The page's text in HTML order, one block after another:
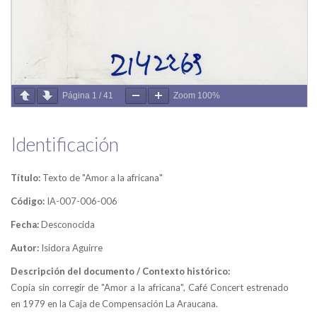
Página 1 / 41 Zoom 100%
Identificación
Título: Texto de "Amor a la africana"
Código: IA-007-006-006
Fecha:Desconocida
Autor: Isidora Aguirre
Descripción del documento / Contexto histórico:
Copia sin corregir de "Amor a la africana", Café Concert estrenado
en 1979 en la Caja de Compensación La Araucana.